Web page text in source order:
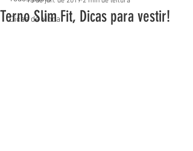
Dicas de Moda
Terno Slim Fit, Dicas para vestir!